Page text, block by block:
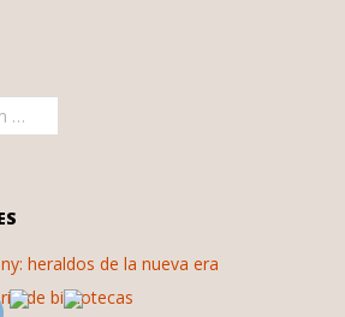
heraldos de la nueva era
de bibliotecas